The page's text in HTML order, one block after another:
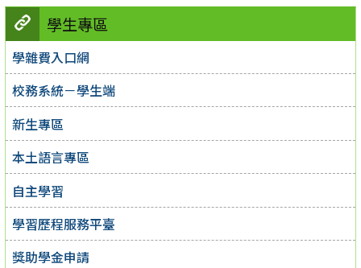
學生專區
學雜費入口網
校務系統－學生端
新生專區
本土語言專區
自主學習
學習歷程服務平臺
獎助學金申請